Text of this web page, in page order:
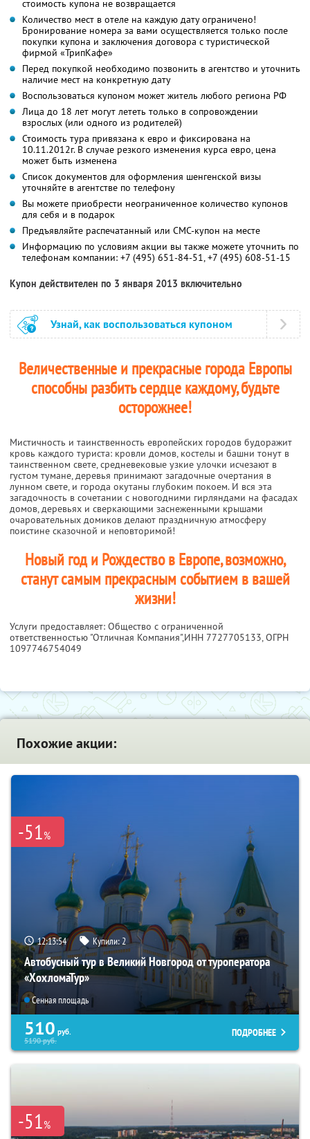
стоимость купона не возвращается
Количество мест в отеле на каждую дату ограничено!
Бронирование номера за вами осуществляется только после
покупки купона и заключения договора с туристической
фирмой «ТрипКафе»
Перед покупкой необходимо позвонить в агентство и уточнить
наличие мест на конкретную дату
Воспользоваться купоном может житель любого региона РФ
Лица до 18 лет могут лететь только в сопровождении
взрослых (или одного из родителей)
Стоимость тура привязана к евро и фиксирована на
10.11.2012г. В случае резкого изменения курса евро, цена
может быть изменена
Список документов для оформления шенгенской визы
уточняйте в агентстве по телефону
Вы можете приобрести неограниченное количество купонов
для себя и в подарок
Предъявляйте распечатанный или СМС-купон на месте
Информацию по условиям акции вы также можете уточнить по
телефонам компании: +7 (495) 651-84-51, +7 (495) 608-51-15
Купон действителен по 3 января 2013 включительно
Узнай, как воспользоваться купоном
Величественные и прекрасные города Европы
способны разбить сердце каждому, будьте
осторожнее!
Мистичность и таинственность европейских городов будоражит
кровь каждого туриста: кровли домов, костелы и башни тонут в
таинственном свете, средневековые узкие улочки исчезают в
густом тумане, деревья принимают загадочные очертания в
лунном свете, и города окутаны глубоким покоем. И вся эта
загадочность в сочетании с новогодними гирляндами на фасадах
домов, деревьях и сверкающими заснеженными крышами
очаровательных домиков делают праздничную атмосферу
поистине сказочной и неповторимой!
Новый год и Рождество в Европе, возможно,
станут самым прекрасным событием в вашей
жизни!
Услуги предоставляет: Общество с ограниченной
ответственностью "Отличная Компания",ИНН 7727705133, ОГРН
1097746754049
Похожие акции:
-51%
12:13:52 Купили:2
Автобусный тур в Великий Новгород от туроператора
«ХохломаТур»
Сенная площадь
510 руб.
5190руб.
ПОДРОБНЕЕ
-51%